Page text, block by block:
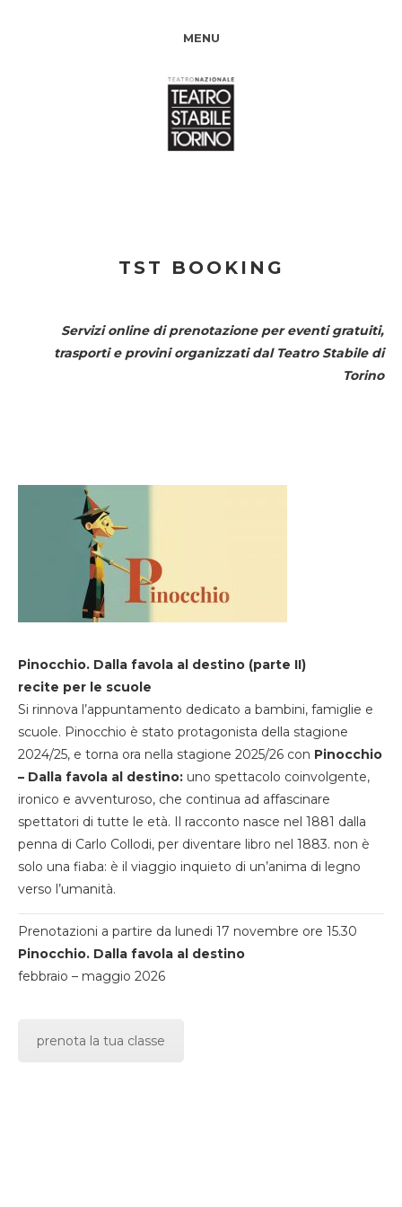
MENU
TST BOOKING
Servizi online di prenotazione per eventi gratuiti,
trasporti e provini organizzati dal Teatro Stabile di
Torino
Pinocchio. Dalla favola al destino (parte II)
recite per le scuole
Si rinnova l’appuntamento dedicato a bambini, famiglie e
scuole. Pinocchio è stato protagonista della stagione
2024/25, e torna ora nella stagione 2025/26 con Pinocchio
– Dalla favola al destino: uno spettacolo coinvolgente,
ironico e avventuroso, che continua ad affascinare
spettatori di tutte le età. Il racconto nasce nel 1881 dalla
penna di Carlo Collodi, per diventare libro nel 1883. non è
solo una fiaba: è il viaggio inquieto di un’anima di legno
verso l’umanità.
Prenotazioni a partire da lunedi 17 novembre ore 15.30
Pinocchio. Dalla favola al destino
febbraio – maggio 2026
prenota la tua classe